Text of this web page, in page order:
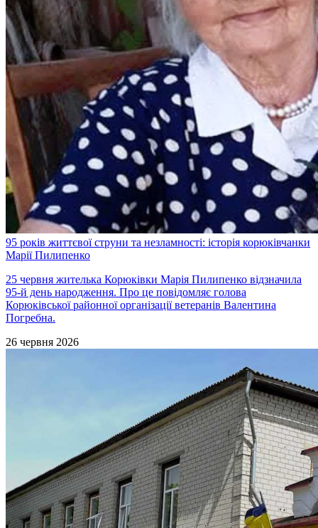
95 років життєвої струни та незламності: історія корюківчанки
Марії Пилипенко
25 червня жителька Корюківки Марія Пилипенко відзначила
95-й день народження. Про це повідомляє голова
Корюківської районної організації ветеранів Валентина
Погребна.
26 червня 2026